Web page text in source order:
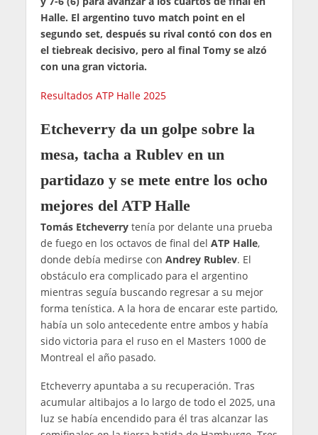
Halle. El argentino tuvo match point en el
segundo set, después su rival contó con dos en
el tiebreak decisivo, pero al final Tomy se alzó
con una gran victoria.
Resultados ATP Halle 2025
Etcheverry da un golpe sobre la
mesa, tacha a Rublev en un
partidazo y se mete entre los ocho
mejores del ATP Halle
Tomás Etcheverrytenía por delante una prueba
de fuego en los octavos de final del ATP Halle,
donde debía medirse con Andrey Rublev. El
obstáculo era complicado para el argentino
mientras seguía buscando regresar a su mejor
forma tenística. A la hora de encarar este partido,
había un solo antecedente entre ambos y había
sido victoria para el ruso en el Masters 1000 de
Montreal el año pasado.
Etcheverry apuntaba a su recuperación. Tras
acumular altibajos a lo largo de todo el 2025, una
luz se había encendido para él tras alcanzar las